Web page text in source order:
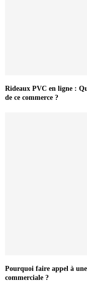
Rideaux PVC en ligne :
de ce commerce ?
Pourquoi faire appel à une
commerciale ?